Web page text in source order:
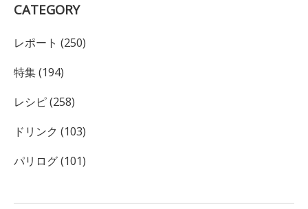
CATEGORY
レポート (250)
特集 (194)
レシピ (258)
ドリンク (103)
パリログ (101)